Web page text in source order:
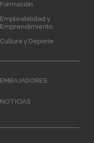
Formación
Empleabilidad y
Emprendimiento
Cultura y Deporte
EMBAJADORES
NOTICIAS